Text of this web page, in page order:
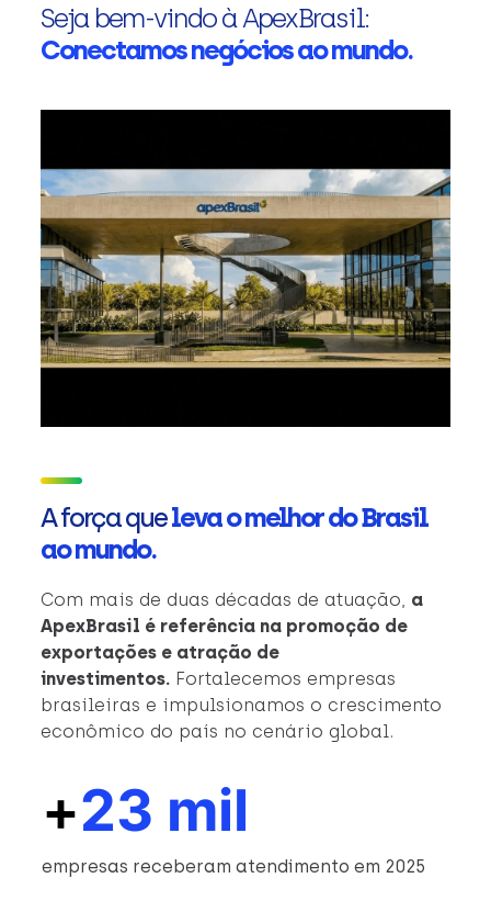
Seja bem-vindo à ApexBrasil:
Conectamos negócios ao mundo.
A força queleva o melhor do Brasil
ao mundo.
Com mais de duas décadas de atuação, a
ApexBrasil é referência na promoção de
exportações e atração de
investimentos. Fortalecemos empresas
brasileiras e impulsionamos o crescimento
econômico do país no cenário global.
+23 mil
empresas receberam atendimento em 2025